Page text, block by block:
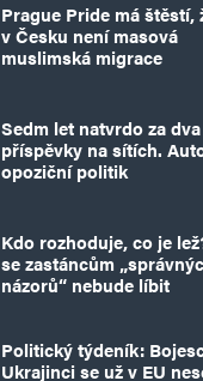
Prague Pride má štěstí,
v Česku není masová
muslimská migrace
Sedm let natvrdo za dva
příspěvky na sítích.
opoziční politik
Kdo rozhoduje, co je
se zastáncům
názorů“ nebude líbit
Politický týdeník:
Ukrajinci se už v EU